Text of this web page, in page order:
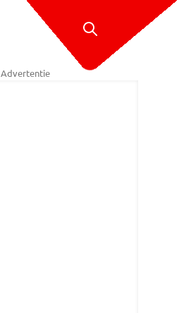
Advertentie